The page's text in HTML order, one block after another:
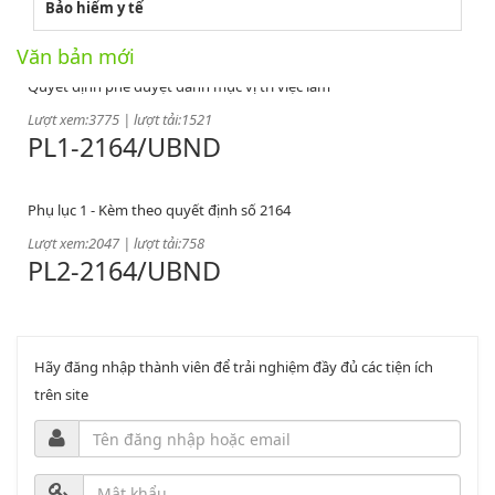
Bảo hiểm y tế
Văn bản mới
Quyết định phê duyệt danh mục vị trí việc làm
Lượt xem:3775 | lượt tải:1521
PL1-2164/UBND
Lượt xem:2047 | lượt tải:758
PL2-2164/UBND
PL3-2164/UBND
Phụ lục 3 - Kèm theo quyết định số 2164
Lượt xem:2010 | lượt tải:1159
Hãy đăng nhập thành viên để trải nghiệm đầy đủ các tiện ích
trên site